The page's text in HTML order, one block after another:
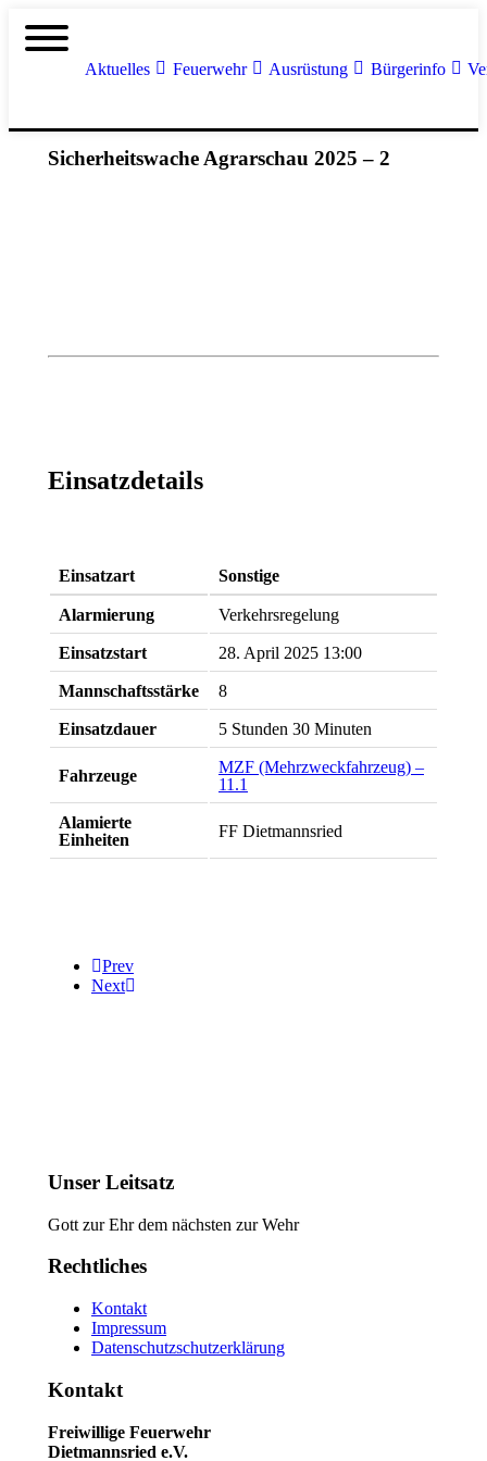
Aktuelles Feuerwehr Ausrüstung Bürgerinfo
Sicherheitswache Agrarschau 2025 – 2
Einsatzdetails
Einsatzart Sonstige
Alarmierung Verkehrsregelung
Einsatzstart 28. April 2025 13:00
Mannschaftsstärke 8
Einsatzdauer 5 Stunden 30 Minuten
Fahrzeuge
MZF (Mehrzweckfahrzeug) –
11.1
Alamierte
Einheiten
FF Dietmannsried
Prev
Next
Unser Leitsatz
Gott zur Ehr dem nächsten zur Wehr
Rechtliches
Kontakt
Impressum
Datenschutzschutzerklärung
Kontakt
Freiwillige Feuerwehr
Dietmannsried e.V.